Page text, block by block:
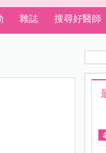
雜誌 搜尋好醫師